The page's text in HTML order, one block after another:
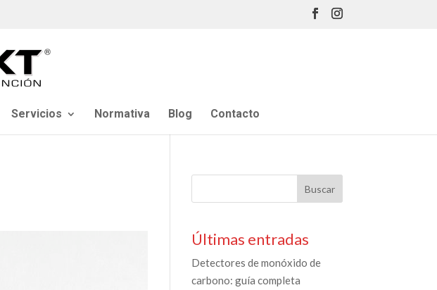
Servicios Normativa Blog Contacto
Últimas entradas
Detectores de monóxido de
carbono: guía completa